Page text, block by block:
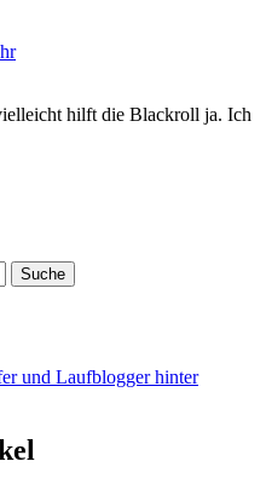
hilft die Blackroll ja. Ich
und Laufblogger hinter